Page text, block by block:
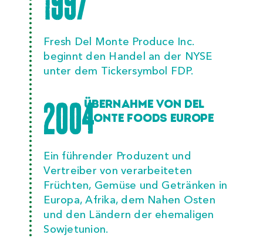
Fresh Del Monte Produce Inc.
beginnt den Handel an der NYSE
unter dem Tickersymbol FDP.
2004ÜBERNAHME VON DEL
MONTE FOODS EUROPE
Ein führender Produzent und
Vertreiber von verarbeiteten
Früchten, Gemüse und Getränken in
Europa, Afrika, dem Nahen Osten
und den Ländern der ehemaligen
Sowjetunion.